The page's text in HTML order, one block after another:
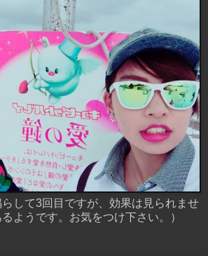
らして3回目ですが、効果は見られませ
ようです。お気をつけ下さい。）